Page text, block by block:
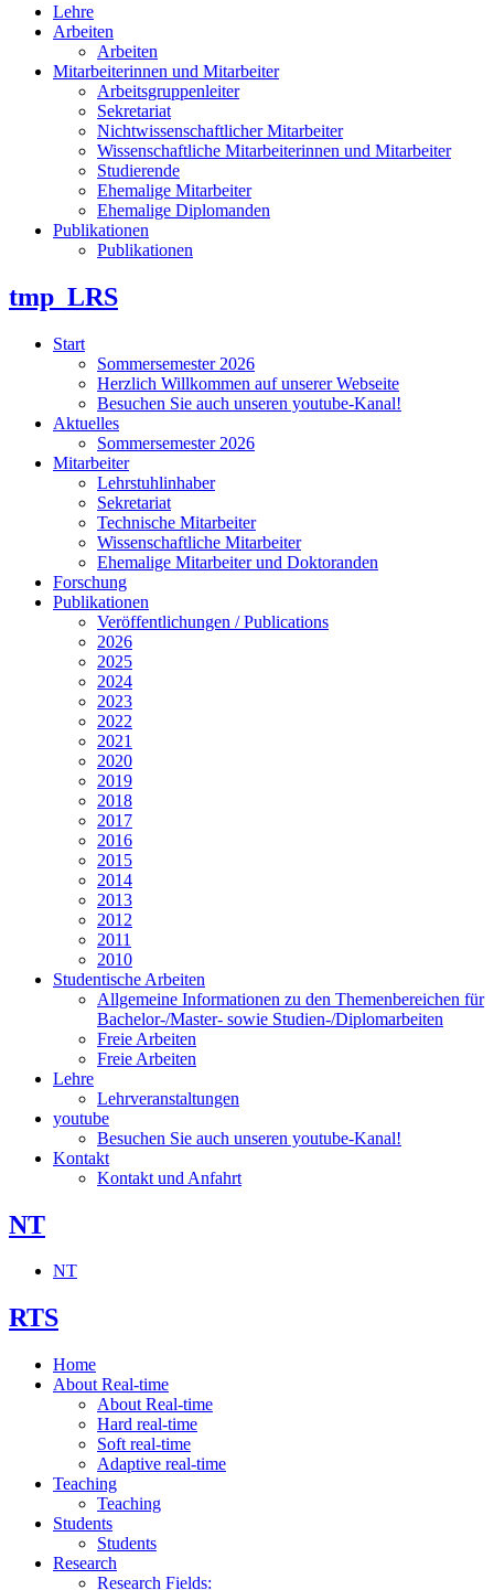
Lehre
Arbeiten
Arbeiten
Mitarbeiterinnen und Mitarbeiter
Arbeitsgruppenleiter
Sekretariat
Nichtwissenschaftlicher Mitarbeiter
Wissenschaftliche Mitarbeiterinnen und Mitarbeiter
Studierende
Ehemalige Mitarbeiter
Ehemalige Diplomanden
Publikationen
Publikationen
tmp_LRS
Start
Sommersemester 2026
Herzlich Willkommen auf unserer Webseite
Besuchen Sie auch unseren youtube-Kanal!
Aktuelles
Sommersemester 2026
Mitarbeiter
Lehrstuhlinhaber
Sekretariat
Technische Mitarbeiter
Wissenschaftliche Mitarbeiter
Ehemalige Mitarbeiter und Doktoranden
Forschung
Publikationen
Veröffentlichungen / Publications
2026
2025
2024
2023
2022
2021
2020
2019
2018
2017
2016
2015
2014
2013
2012
2011
2010
Studentische Arbeiten
Allgemeine Informationen zu den Themenbereichen für
Bachelor-/Master- sowie Studien-/Diplomarbeiten
Freie Arbeiten
Freie Arbeiten
Lehre
Lehrveranstaltungen
youtube
Besuchen Sie auch unseren youtube-Kanal!
Kontakt
Kontakt und Anfahrt
NT
NT
RTS
Home
About Real-time
About Real-time
Hard real-time
Soft real-time
Adaptive real-time
Teaching
Teaching
Students
Students
Research
Research Fields: